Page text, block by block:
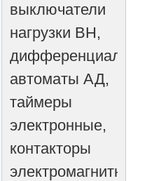
выключатели
нагрузки ВН,
автоматы АД,
таймеры
электронные,
контакторы
электромагнитные,